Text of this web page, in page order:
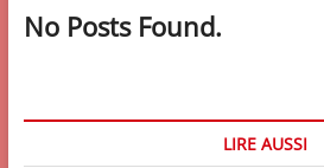
No Posts Found.
LIRE AUSSI